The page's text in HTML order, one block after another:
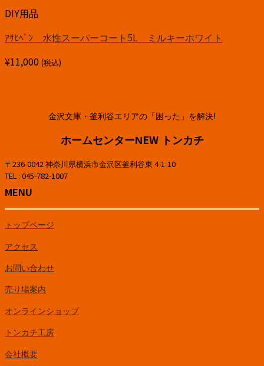
DIY用品
ｱｻﾋﾍﾟﾝ 水性スーパーコート5L ミルキーホワイト
¥11,000 (税込)
金沢文庫・釜利谷エリアの「困った」を解決!
ホームセンターNEW トンカチ
〒236-0042 神奈川県横浜市金沢区釜利谷東 4-1-10
TEL : 045-782-1007
MENU
トップページ
アクセス
お問い合わせ
売り場案内
オンラインショップ
トンカチ工房
会社概要